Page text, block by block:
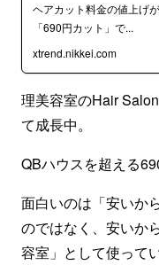
ヘアカット料金の値上げ
「690円カット」で...
xtrend.nikkei.com
理美容室のHair
て成長中。
QBハウスを超える
面白いのは「安いか
のではなく、安いか
容室」として使って